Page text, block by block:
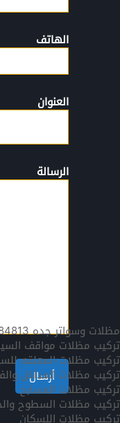
الهاتف
العنوان
الرسالة
مظلات وسواتر جده 0503384813
تركيب مظلات مواقف
تركيب مظلات المعلقه
تركيب مظلات المداخل
تركيب مظلات المسابح
تركيب مظلات السطوح
تركيب مظلات اللسكان